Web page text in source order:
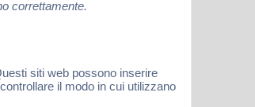
correttamente.
siti web possono inserire
il modo in cui utilizzano